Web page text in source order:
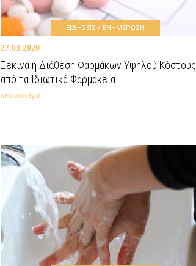
ΕΙΔΗΣΕΙΣ / ΕΝΗΜΕΡΩΣΗ
27.03.2020
Ξεκινά η Διάθεση Φαρμάκων Υψηλού Κόστους
από τα Ιδιωτικά Φαρμακεία
περισσότερα